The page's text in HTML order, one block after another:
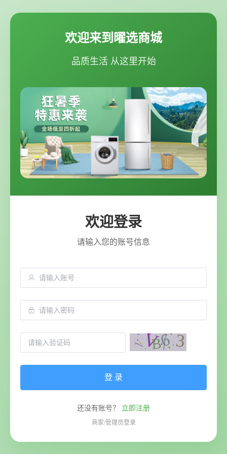
欢迎来到曜选商城
品质生活 从这里开始
欢迎登录
请输入您的账号信息
登 录
还没有账号？ 立即注册
商家/管理员登录